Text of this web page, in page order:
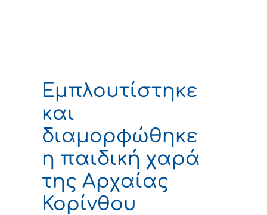
Εμπλουτίστηκε
και
διαμορφώθηκε
η παιδική χαρά
της Αρχαίας
Κορίνθου